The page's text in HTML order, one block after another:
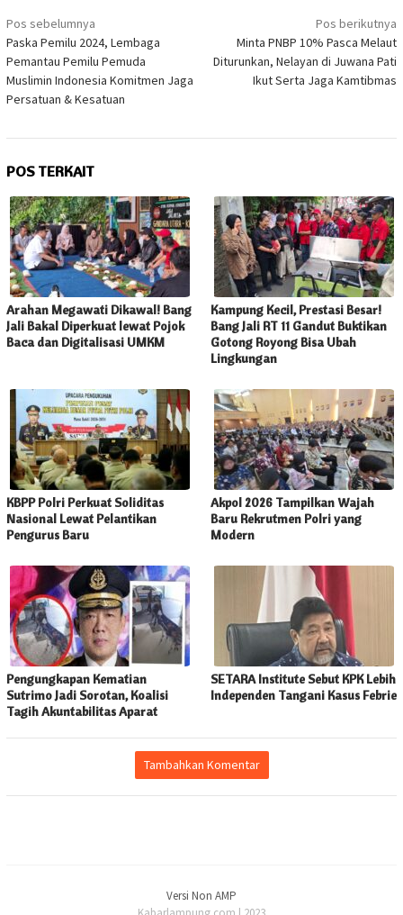
Navigasi
pos
Pos sebelumnya
Paska Pemilu 2024, Lembaga
Pemantau Pemilu Pemuda
Muslimin Indonesia Komitmen Jaga
Persatuan & Kesatuan
Pos berikutnya
Minta PNBP 10% Pasca Melaut
Diturunkan, Nelayan di Juwana Pati
Ikut Serta Jaga Kamtibmas
POS TERKAIT
Arahan Megawati Dikawal! Bang
Jali Bakal Diperkuat lewat Pojok
Baca dan Digitalisasi UMKM
Kampung Kecil, Prestasi Besar!
Bang Jali RT 11 Gandut Buktikan
Gotong Royong Bisa Ubah
Lingkungan
KBPP Polri Perkuat Soliditas
Nasional Lewat Pelantikan
Pengurus Baru
Akpol 2026 Tampilkan Wajah
Baru Rekrutmen Polri yang
Modern
Pengungkapan Kematian
Sutrimo Jadi Sorotan, Koalisi
Tagih Akuntabilitas Aparat
SETARA Institute Sebut KPK Lebih
Independen Tangani Kasus Febrie
Tambahkan Komentar
Versi Non AMP